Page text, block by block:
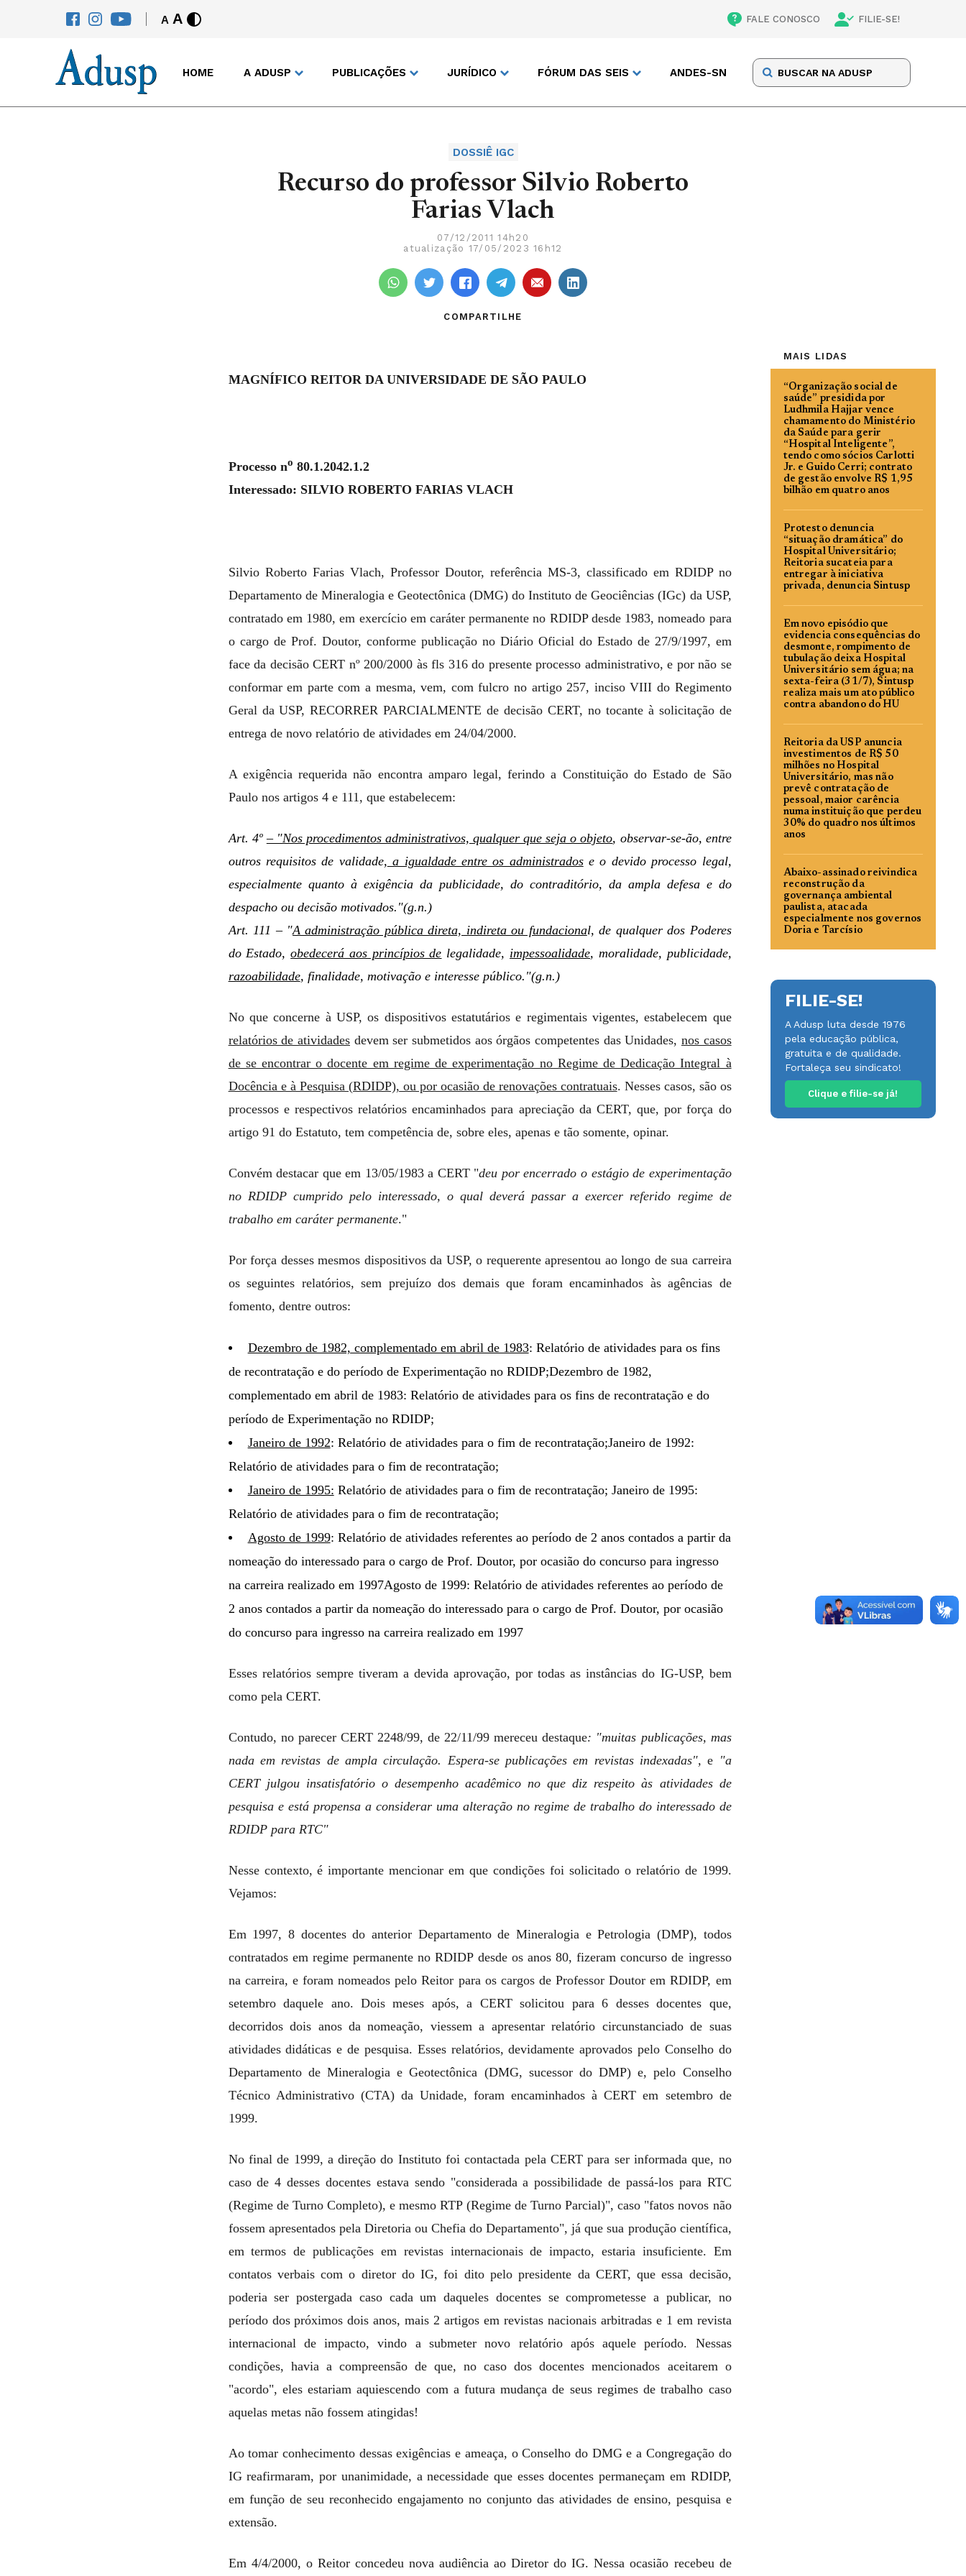
A A FALE CONOSCO FILIE-SE!
HOME A ADUSP PUBLICAÇÕES JURÍDICO FÓRUM DAS SEIS ANDES-SN
DOSSIÊ IGC
Recurso do professor Silvio Roberto
Farias Vlach
07/12/2011 14h20
atualização 17/05/2023 16h12
COMPARTILHE
MAGNÍFICO REITOR DA UNIVERSIDADE DE SÃO PAULO
Processo no 80.1.2042.1.2
Interessado: SILVIO ROBERTO FARIAS VLACH
Silvio Roberto Farias Vlach, Professor Doutor, referência MS-3, classificado em RDIDP no
Departamento de Mineralogia e Geotectônica (DMG) do Instituto de Geociências (IGc) da USP,
contratado em 1980, em exercício em caráter permanente no RDIDP desde 1983, nomeado para
o cargo de Prof. Doutor, conforme publicação no Diário Oficial do Estado de 27/9/1997, em
face da decisão CERT nº 200/2000 às fls 316 do presente processo administrativo, e por não se
conformar em parte com a mesma, vem, com fulcro no artigo 257, inciso VIII do Regimento
Geral da USP, RECORRER PARCIALMENTE de decisão CERT, no tocante à solicitação de
entrega de novo relatório de atividades em 24/04/2000.
A exigência requerida não encontra amparo legal, ferindo a Constituição do Estado de São
Paulo nos artigos 4 e 111, que estabelecem:
Art. 4º– "Nos procedimentos administrativos, qualquer que seja o objeto, observar-se-ão, entre
outros requisitos de validade, a igualdade entre os administradose o devido processo legal,
especialmente quanto à exigência da publicidade, do contraditório, da ampla defesa e do
despacho ou decisão motivados."(g.n.)
Art. 111 – "A administração pública direta, indireta ou fundacional, de qualquer dos Poderes
do Estado,obedecerá aos princípios de legalidade, impessoalidade, moralidade, publicidade,
razoabilidade, finalidade, motivação e interesse público."(g.n.)
No que concerne à USP, os dispositivos estatutários e regimentais vigentes, estabelecem que
relatórios de atividadesdevem ser submetidos aos órgãos competentes das Unidades, nos casos
de se encontrar o docente em regime de experimentação no Regime de Dedicação Integral à
Docência e à Pesquisa (RDIDP), ou por ocasião de renovações contratuais. Nesses casos, são os
processos e respectivos relatórios encaminhados para apreciação da CERT, que, por força do
artigo 91 do Estatuto, tem competência de, sobre eles, apenas e tão somente, opinar.
Convém destacar que em 13/05/1983 a CERT "deu por encerrado o estágio de experimentação
no RDIDP cumprido pelo interessado, o qual deverá passar a exercer referido regime de
trabalho em caráter permanente."
Por força desses mesmos dispositivos da USP, o requerente apresentou ao longo de sua carreira
os seguintes relatórios, sem prejuízo dos demais que foram encaminhados às agências de
fomento, dentre outros:
Dezembro de 1982, complementado em abril de 1983: Relatório de atividades para os fins
de recontratação e do período de Experimentação no RDIDP;Dezembro de 1982,
complementado em abril de 1983: Relatório de atividades para os fins de recontratação e do
período de Experimentação no RDIDP;
Janeiro de 1992: Relatório de atividades para o fim de recontratação;Janeiro de 1992:
Relatório de atividades para o fim de recontratação;
Janeiro de 1995: Relatório de atividades para o fim de recontratação; Janeiro de 1995:
Relatório de atividades para o fim de recontratação;
Agosto de 1999: Relatório de atividades referentes ao período de 2 anos contados a partir da
nomeação do interessado para o cargo de Prof. Doutor, por ocasião do concurso para ingresso
na carreira realizado em 1997Agosto de 1999: Relatório de atividades referentes ao período de
2 anos contados a partir da nomeação do interessado para o cargo de Prof. Doutor, por ocasião
do concurso para ingresso na carreira realizado em 1997
Esses relatórios sempre tiveram a devida aprovação, por todas as instâncias do IG-USP, bem
como pela CERT.
Contudo, no parecer CERT 2248/99, de 22/11/99 mereceu destaque: "muitas publicações, mas
nada em revistas de ampla circulação. Espera-se publicações em revistas indexadas", e "a
CERT julgou insatisfatório o desempenho acadêmico no que diz respeito às atividades de
pesquisa e está propensa a considerar uma alteração no regime de trabalho do interessado de
RDIDP para RTC"
Nesse contexto, é importante mencionar em que condições foi solicitado o relatório de 1999.
Vejamos:
Em 1997, 8 docentes do anterior Departamento de Mineralogia e Petrologia (DMP), todos
contratados em regime permanente no RDIDP desde os anos 80, fizeram concurso de ingresso
na carreira, e foram nomeados pelo Reitor para os cargos de Professor Doutor em RDIDP, em
setembro daquele ano. Dois meses após, a CERT solicitou para 6 desses docentes que,
decorridos dois anos da nomeação, viessem a apresentar relatório circunstanciado de suas
atividades didáticas e de pesquisa. Esses relatórios, devidamente aprovados pelo Conselho do
Departamento de Mineralogia e Geotectônica (DMG, sucessor do DMP) e, pelo Conselho
Técnico Administrativo (CTA) da Unidade, foram encaminhados à CERT em setembro de
1999.
No final de 1999, a direção do Instituto foi contactada pela CERT para ser informada que, no
caso de 4 desses docentes estava sendo "considerada a possibilidade de passá-los para RTC
(Regime de Turno Completo), e mesmo RTP (Regime de Turno Parcial)", caso "fatos novos não
fossem apresentados pela Diretoria ou Chefia do Departamento", já que sua produção científica,
em termos de publicações em revistas internacionais de impacto, estaria insuficiente. Em
contatos verbais com o diretor do IG, foi dito pelo presidente da CERT, que essa decisão,
poderia ser postergada caso cada um daqueles docentes se comprometesse a publicar, no
período dos próximos dois anos, mais 2 artigos em revistas nacionais arbitradas e 1 em revista
internacional de impacto, vindo a submeter novo relatório após aquele período. Nessas
condições, havia a compreensão de que, no caso dos docentes mencionados aceitarem o
"acordo", eles estariam aquiescendo com a futura mudança de seus regimes de trabalho caso
aquelas metas não fossem atingidas!
Ao tomar conhecimento dessas exigências e ameaça, o Conselho do DMG e a Congregação do
IG reafirmaram, por unanimidade, a necessidade que esses docentes permaneçam em RDIDP,
em função de seu reconhecido engajamento no conjunto das atividades de ensino, pesquisa e
extensão.
Em 4/4/2000, o Reitor concedeu nova audiência ao Diretor do IG. Nessa ocasião recebeu de
MAIS LIDAS
“Organização social de
saúde” presidida por
Ludhmila Hajjar vence
chamamento do Ministério
da Saúde para gerir
“Hospital Inteligente”,
tendo como sócios Carlotti
Jr. e Guido Cerri; contrato
de gestão envolve R$ 1,95
bilhão em quatro anos
Protesto denuncia
“situação dramática” do
Hospital Universitário;
Reitoria sucateia para
entregar à iniciativa
privada, denuncia Sintusp
Em novo episódio que
evidencia consequências do
desmonte, rompimento de
tubulação deixa Hospital
Universitário sem água; na
sexta-feira (31/7), Sintusp
realiza mais um ato público
contra abandono do HU
Reitoria da USP anuncia
investimentos de R$ 50
milhões no Hospital
Universitário, mas não
prevê contratação de
pessoal, maior carência
numa instituição que perdeu
30% do quadro nos últimos
anos
Abaixo-assinado reivindica
reconstrução da
governança ambiental
paulista, atacada
especialmente nos governos
Doria e Tarcísio
FILIE-SE!
A Adusp luta desde 1976
pela educação pública,
gratuita e de qualidade.
Fortaleça seu sindicato!
Clique e filie-se já!